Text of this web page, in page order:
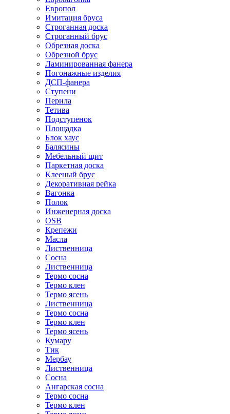
Европол
Имитация бруса
Строганная доска
Строганный брус
Обрезная доска
Обрезной брус
Ламинированная фанера
Погонажные изделия
ДСП-фанера
Ступени
Перила
Тетива
Подступенок
Площадка
Блок хаус
Балясины
Мебельный щит
Паркетная доска
Клееный брус
Декоративная рейка
Вагонка
Полок
Инженерная доска
OSB
Крепежи
Масла
Лиственница
Сосна
Лиственница
Термо сосна
Термо клен
Термо ясень
Лиственница
Термо сосна
Термо клен
Термо ясень
Кумару
Тик
Мербау
Лиственница
Сосна
Ангарская сосна
Термо сосна
Термо клен